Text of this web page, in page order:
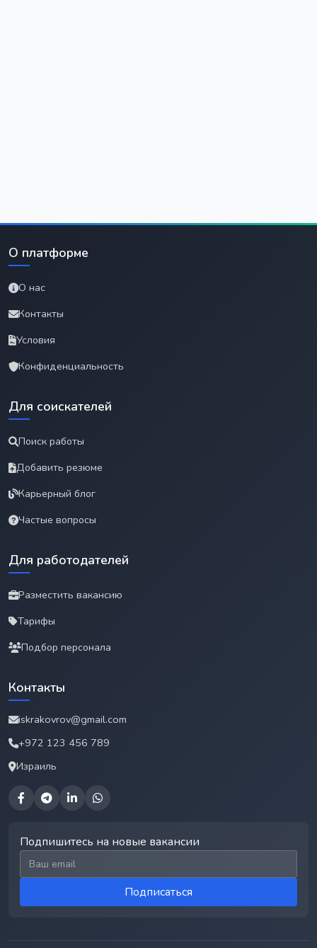
О платформе
О нас
Контакты
Условия
Конфиденциальность
Для соискателей
Поиск работы
Добавить резюме
Карьерный блог
Частые вопросы
Для работодателей
Разместить вакансию
Тарифы
Подбор персонала
Контакты
iskrakovrov@gmail.com
+972 123 456 789
Израиль
Подпишитесь на новые вакансии
Email для подписки
Подписаться